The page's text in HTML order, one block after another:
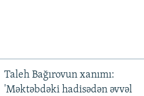
Taleh Bağırovun xanımı:
'Məktəbdəki hadisədən əvvəl